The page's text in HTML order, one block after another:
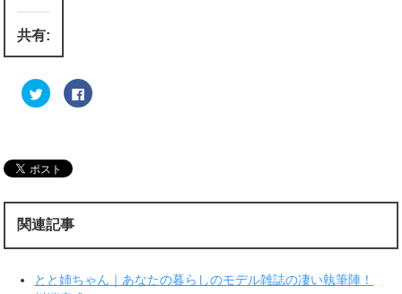
共有:
ク
リ
w
i
e
r
で
有
新
し
F
a
す
ク
ク
関連記事
とと姉ちゃん｜あなたの暮らしのモデル雑誌の凄い執筆陣！